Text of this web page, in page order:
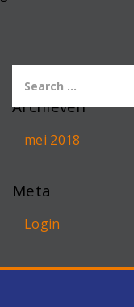
Archieven
mei 2018
Meta
Login